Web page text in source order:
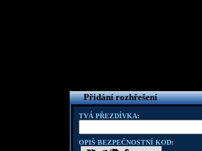
Přidání rozhřešení
TVÁ PŘEZDÍVKA:
OPIŠ BEZPEČNOSTNÍ KOD: